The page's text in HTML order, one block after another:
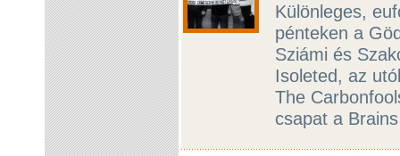
Különleges,
pénteken a
Sziámi és
Isoleted, az
The
csapat a